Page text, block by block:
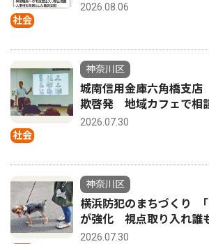
社会
2026.08.06
社会
神奈川区
城南信用金庫六角橋支
欺啓発 地域カフェで相
2026.07.30
神奈川区
横浜防犯のまちづくり
が強化 視点取り入れ誰
2026.07.30